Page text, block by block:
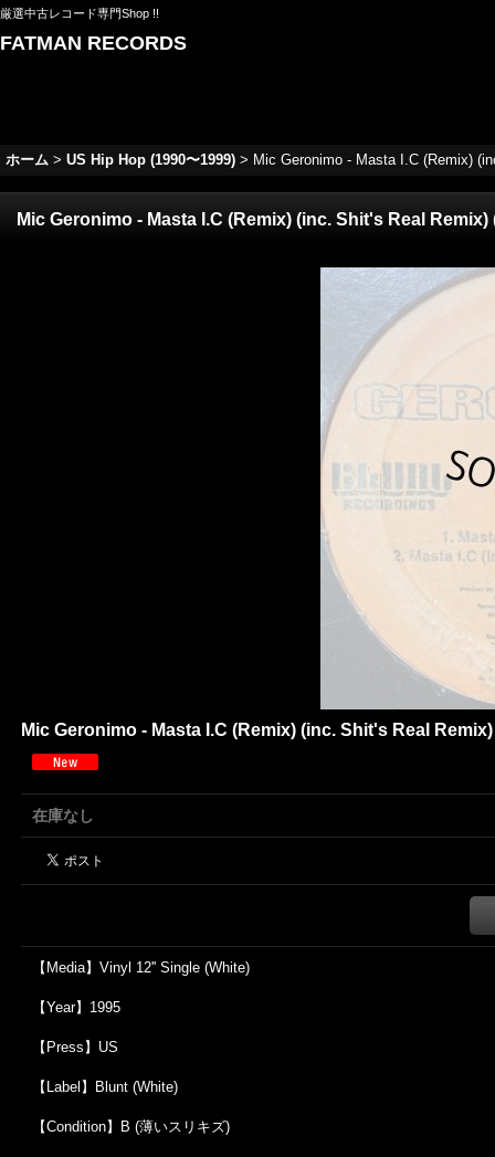
厳選中古レコード専門Shop !!
FATMAN RECORDS
ホーム > US Hip Hop (1990〜1999) > Mic Geronimo - Masta I.C (Remix)
Mic Geronimo - Masta I.C (Remix) (inc. Shit's Real Remix)
Mic Geronimo - Masta I.C (Remix) (inc. Shit's Real
在庫なし
【Media】Vinyl 12'' Single (White)
【Year】1995
【Press】US
【Label】Blunt (White)
【Condition】B (薄いスリキズ)